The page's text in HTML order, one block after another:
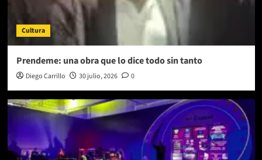
Cultura
Prendeme: una obra que lo dice todo sin tanto
Diego Carrillo 30 julio, 2026 0